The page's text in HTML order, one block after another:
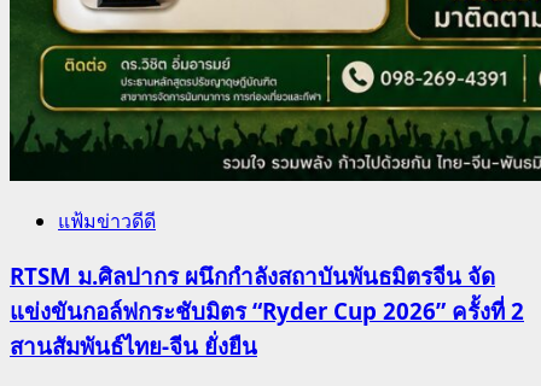
แฟ้มข่าวดีดี
RTSM ม.ศิลปากร ผนึกกำลังสถาบันพันธมิตรจีน จัด
แข่งขันกอล์ฟกระชับมิตร “Ryder Cup 2026” ครั้งที่ 2
สานสัมพันธ์ไทย-จีน ยั่งยืน